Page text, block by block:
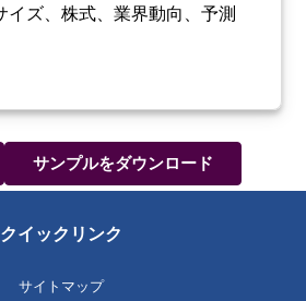
ズ、株式、業界動向、予測
サンプルをダウンロード
クイックリンク
サイトマップ